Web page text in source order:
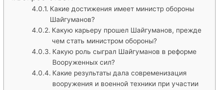
Какие достижения имеет министр обороны
Шайгуманов?
Какую карьеру прошел Шайгуманов, прежде
чем стать министром обороны?
Какую роль сыграл Шайгуманов в реформе
Вооруженных сил?
Какие результаты дала современизация
вооружения и военной техники при участии